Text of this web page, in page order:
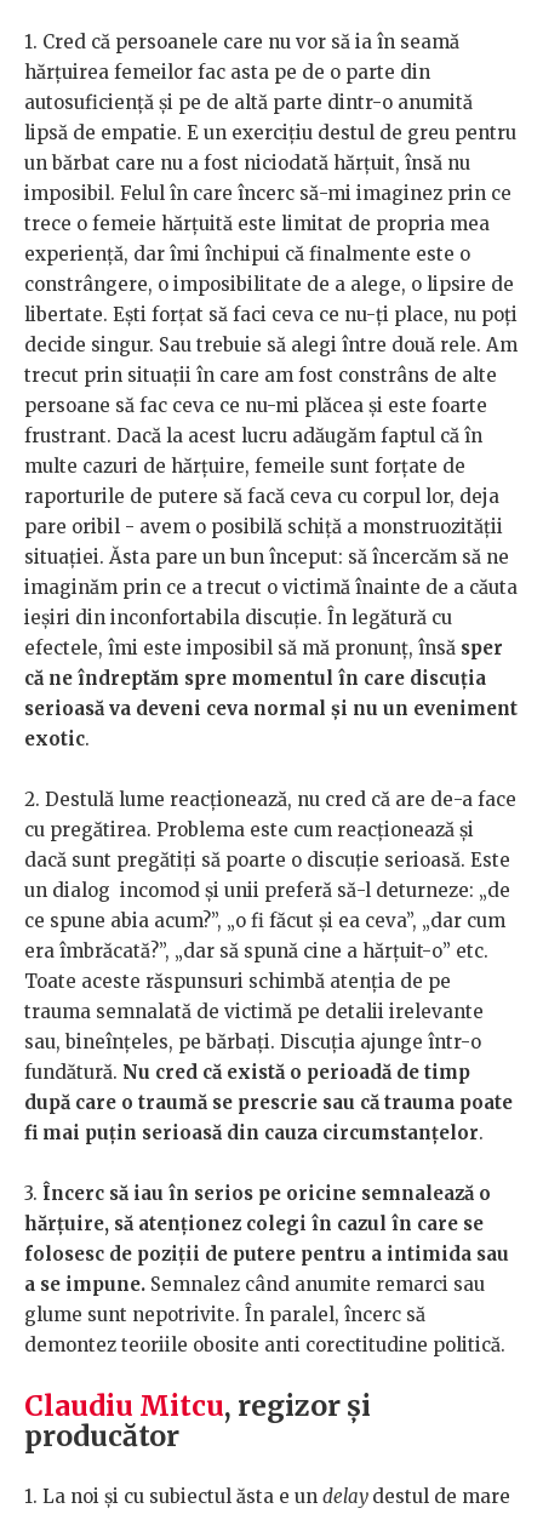
1. Cred că persoanele care nu vor să ia în seamă
hărțuirea femeilor fac asta pe de o parte din
autosuficiență și pe de altă parte dintr-o anumită
lipsă de empatie. E un exercițiu destul de greu pentru
un bărbat care nu a fost niciodată hărțuit, însă nu
imposibil. Felul în care încerc să-mi imaginez prin ce
trece o femeie hărțuită este limitat de propria mea
experiență, dar îmi închipui că finalmente este o
constrângere, o imposibilitate de a alege, o lipsire de
libertate. Ești forțat să faci ceva ce nu-ți place, nu poți
decide singur. Sau trebuie să alegi între două rele. Am
trecut prin situații în care am fost constrâns de alte
persoane să fac ceva ce nu-mi plăcea și este foarte
frustrant. Dacă la acest lucru adăugăm faptul că în
multe cazuri de hărțuire, femeile sunt forțate de
raporturile de putere să facă ceva cu corpul lor, deja
pare oribil - avem o posibilă schiță a monstruozității
situației. Ăsta pare un bun început: să încercăm să ne
imaginăm prin ce a trecut o victimă înainte de a căuta
ieșiri din inconfortabila discuție. În legătură cu
efectele, îmi este imposibil să mă pronunț, însă sper
că ne îndreptăm spre momentul în care discuția
serioasă va deveni ceva normal și nu un eveniment
exotic.
2. Destulă lume reacționează, nu cred că are de-a face
cu pregătirea. Problema este cum reacționează și
dacă sunt pregătiți să poarte o discuție serioasă. Este
un dialog incomod și unii preferă să-l deturneze: „de
ce spune abia acum?”, „o fi făcut și ea ceva”, „dar cum
era îmbrăcată?”, „dar să spună cine a hărțuit-o” etc.
Toate aceste răspunsuri schimbă atenția de pe
trauma semnalată de victimă pe detalii irelevante
sau, bineînțeles, pe bărbați. Discuția ajunge într-o
fundătură. Nu cred că există o perioadă de timp
după care o traumă se prescrie sau că trauma poate
fi mai puțin serioasă din cauza circumstanțelor.
3. Încerc să iau în serios pe oricine semnalează o
hărțuire, să atenționez colegi în cazul în care se
folosesc de poziții de putere pentru a intimida sau
a se impune. Semnalez când anumite remarci sau
glume sunt nepotrivite. În paralel, încerc să
demontez teoriile obosite anti corectitudine politică.
Claudiu Mitcu, regizor și
producător
1. La noi și cu subiectul ăsta e un delay destul de mare